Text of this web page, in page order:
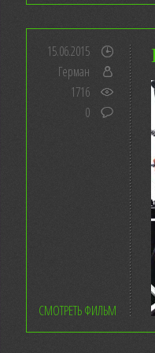
15.06.2015
Герман
1716
0
СМОТРЕТЬ ФИЛЬМ